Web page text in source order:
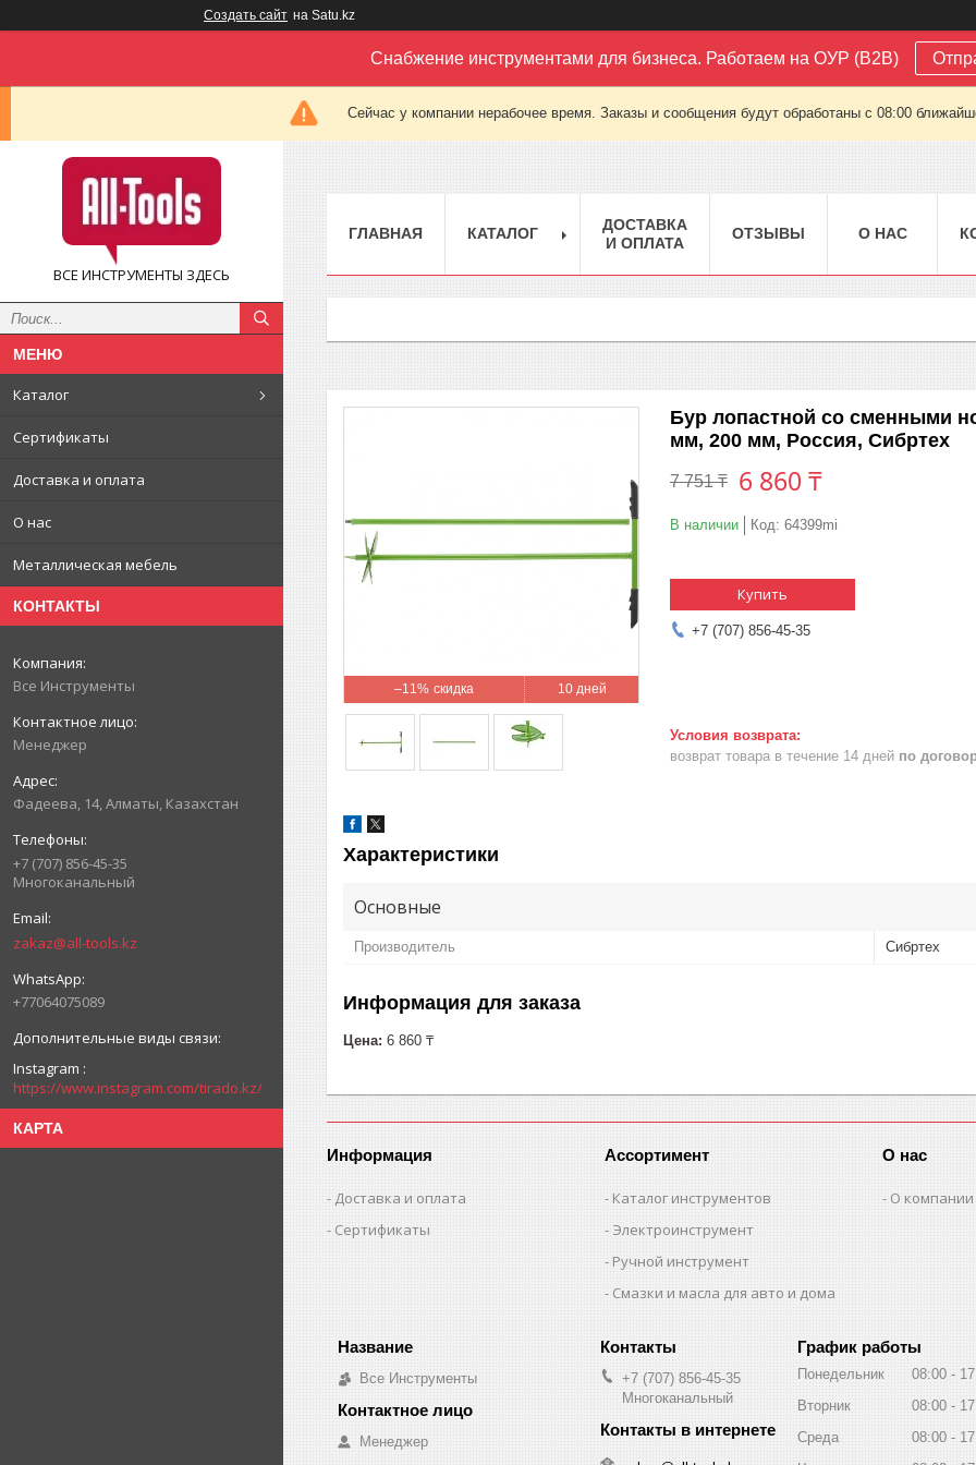
Создать сайт на Satu.kz
Снабжение инструментами для бизнеса. Работаем на ОУР (B2B)
Сейчас у компании нерабочее время. Заказы и сообщения будут обработаны с 08:00
ВСЕ ИНСТРУМЕНТЫ ЗДЕСЬ
Каталог
Сертификаты
Доставка и оплата
О нас
Металлическая мебель
КОНТАКТЫ
Все Инструменты
Менеджер
Фадеева, 14, Алматы, Казахстан
+7 (707) 856-45-35
Многоканальный
zakaz@all-tools.kz
+77064075089
Instagram
https://www.instagram.com/tirado.kz/
КАРТА
ГЛАВНАЯ КАТАЛОГ
ДОСТАВКА
И ОПЛАТА
ОТЗЫВЫ О НАС
–11% 10 дней
Бур лопастной со сменными
мм, 200 мм, Россия, Сибртех
7 751 ₸ 6 860 ₸
В наличии Код: 64399mi
Купить
+7 (707) 856-45-35
возврат товара в течение 14 дней по
Характеристики
Основные
Производитель Сибртех
Информация для заказа
Цена: 6 860 ₸
Информация
Доставка и оплата
Сертификаты
Ассортимент
Каталог инструментов
Электроинструмент
Ручной инструмент
Смазки и масла для авто и дома
О нас
О компании
Все Инструменты
Менеджер
+7 (707) 856-45-35
Многоканальный
График работы
Понедельник 08:00
Вторник
08:00
Среда
08:00